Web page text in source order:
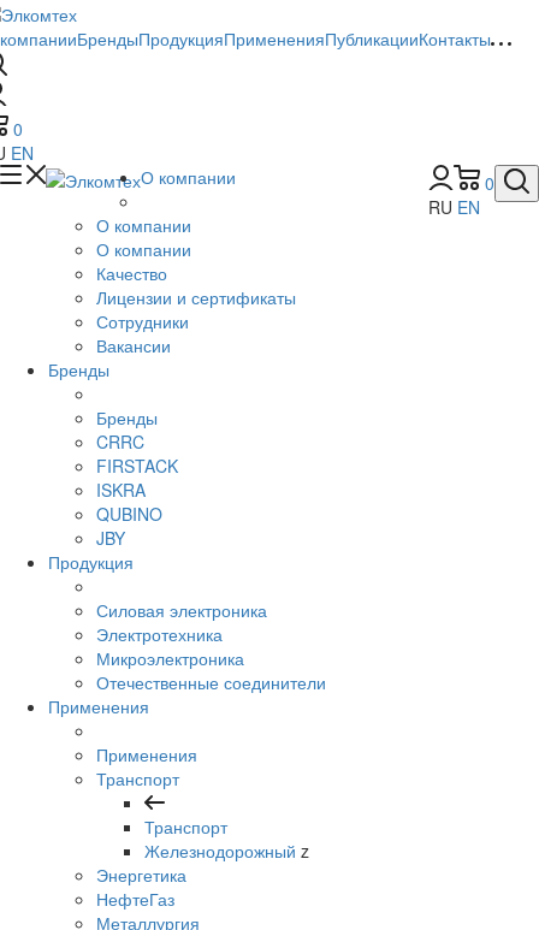
БрендыПродукцияПримененияПубликацииКонтакты
0
EN
0
RU EN
О компании
О компании
О компании
Качество
Лицензии и сертификаты
Сотрудники
Вакансии
Бренды
Бренды
CRRC
FIRSTACK
ISKRA
QUBINO
JBY
Продукция
Силовая электроника
Электротехника
Микроэлектроника
Отечественные соединители
Применения
Применения
Транспорт
Транспорт
Железнодорожный z
Энергетика
НефтеГаз
Металлургия